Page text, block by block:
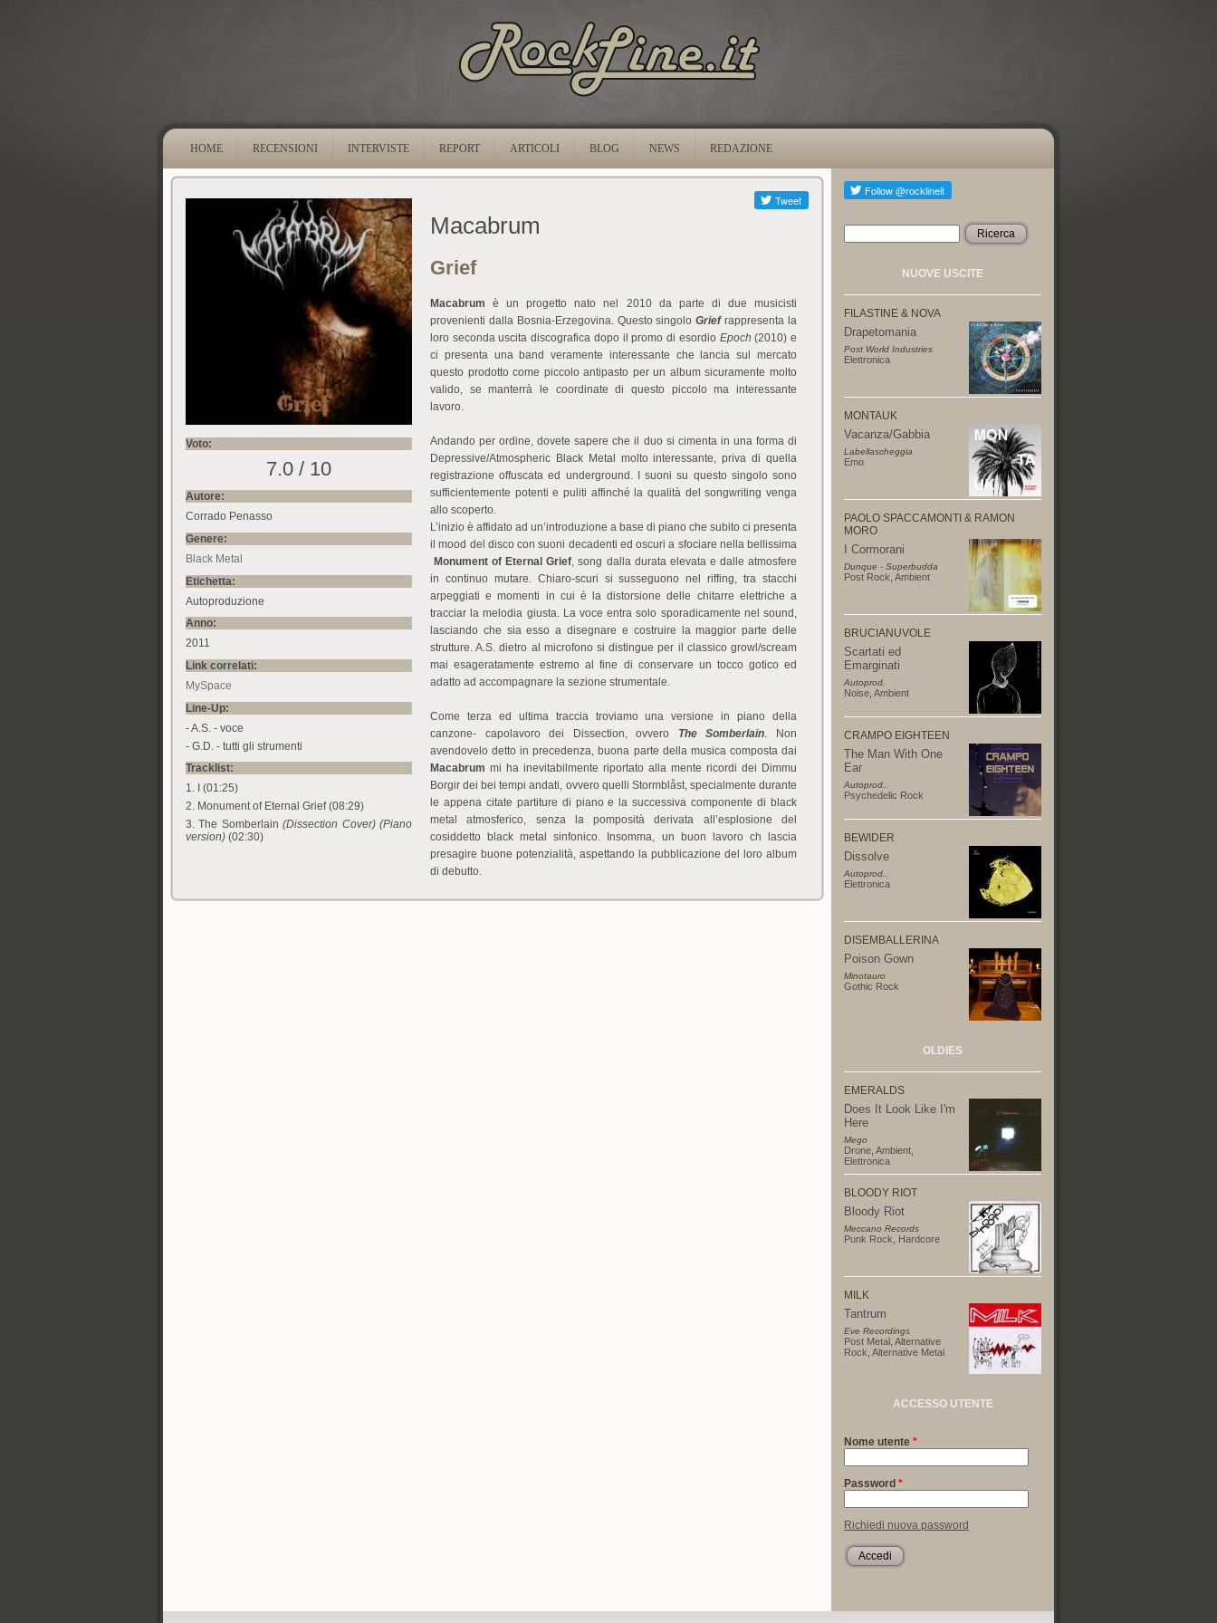
HOME RECENSIONI INTERVISTE REPORT ARTICOLI BLOG NEWS REDAZIONE
Voto:
7.0 / 10
Autore:
Corrado Penasso
Genere:
Black Metal
Etichetta:
Autoproduzione
Anno:
2011
Link correlati:
MySpace
Line-Up:
- A.S. - voce
- G.D. - tutti gli strumenti
Tracklist:
1. I (01:25)
2. Monument of Eternal Grief (08:29)
3. The Somberlain(Dissection Cover) (Piano
version) (02:30)
Macabrum
Grief
Macabrum è un progetto nato nel 2010 da parte di due musicisti
provenienti dalla Bosnia-Erzegovina. Questo singolo Griefrappresenta la
loro seconda uscita discografica dopo il promo di esordio Epoch (2010) e
ci presenta una band veramente interessante che lancia sul mercato
questo prodotto come piccolo antipasto per un album sicuramente molto
valido, se manterrà le coordinate di questo piccolo ma interessante
lavoro.
Andando per ordine, dovete sapere che il duo si cimenta in una forma di
Depressive/Atmospheric Black Metal molto interessante, priva di quella
registrazione offuscata ed underground. I suoni su questo singolo sono
sufficientemente potenti e puliti affinché la qualità del songwriting venga
allo scoperto.
L’inizio è affidato ad un’introduzione a base di piano che subito ci presenta
il mood del disco con suoni decadenti ed oscuri a sfociare nella bellissima
Monument of Eternal Grief, song dalla durata elevata e dalle atmosfere
in continuo mutare. Chiaro-scuri si susseguono nel riffing, tra stacchi
arpeggiati e momenti in cui è la distorsione delle chitarre elettriche a
tracciar la melodia giusta. La voce entra solo sporadicamente nel sound,
lasciando che sia esso a disegnare e costruire la maggior parte delle
strutture. A.S. dietro al microfono si distingue per il classico growl/scream
mai esageratamente estremo al fine di conservare un tocco gotico ed
adatto ad accompagnare la sezione strumentale.
Come terza ed ultima traccia troviamo una versione in piano della
canzone- capolavoro dei Dissection, ovvero The Somberlain. Non
avendovelo detto in precedenza, buona parte della musica composta dai
Macabrum mi ha inevitabilmente riportato alla mente ricordi dei Dimmu
Borgir dei bei tempi andati, ovvero quelli Stormblåst, specialmente durante
le appena citate partiture di piano e la successiva componente di black
metal atmosferico, senza la pomposità derivata all’esplosione del
cosiddetto black metal sinfonico. Insomma, un buon lavoro ch lascia
presagire buone potenzialità, aspettando la pubblicazione del loro album
di debutto.
Form di ricerca
Ricerca
NUOVE USCITE
FILASTINE & NOVA
Drapetomania
Post World Industries
Elettronica
MONTAUK
Vacanza/Gabbia
Labellascheggia
Emo
PAOLO SPACCAMONTI & RAMON
MORO
I Cormorani
Dunque - Superbudda
Post Rock Ambient
BRUCIANUVOLE
Scartati ed
Emarginati
Autoprod.
Noise Ambient
CRAMPO EIGHTEEN
The Man With One
Ear
Autoprod..
Psychedelic Rock
BEWIDER
Dissolve
Autoprod..
Elettronica
DISEMBALLERINA
Poison Gown
Minotauro
Gothic Rock
OLDIES
EMERALDS
Does It Look Like I'm
Here
Mego
Drone Ambient
Elettronica
BLOODY RIOT
Bloody Riot
Meccano Records
Punk Rock Hardcore
MILK
Tantrum
Eve Recordings
Post Metal Alternative
Rock Alternative Metal
ACCESSO UTENTE
Nome utente *
Password *
Richiedi nuova password